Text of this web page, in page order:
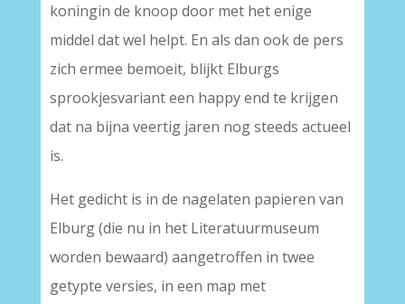
koningin de knoop door met het enige
middel dat wel helpt. En als dan ook de pers
zich ermee bemoeit, blijkt Elburgs
sprookjesvariant een happy end te krijgen
dat na bijna veertig jaren nog steeds actueel
is.
Het gedicht is in de nagelaten papieren van
Elburg (die nu in het Literatuurmuseum
worden bewaard) aangetroffen in twee
getypte versies, in een map met